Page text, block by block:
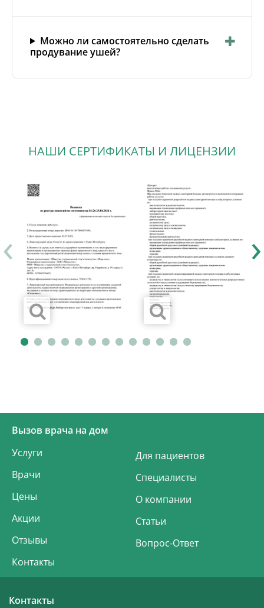
Можно ли самостоятельно сделать
продувание ушей?
НАШИ СЕРТИФИКАТЫ И ЛИЦЕНЗИИ
‹ ›
Вызов врача на дом
Услуги
Врачи
Цены
Акции
Отзывы
Контакты
Для пациентов
Специалисты
О компании
Статьи
Вопрос-Ответ
Контакты